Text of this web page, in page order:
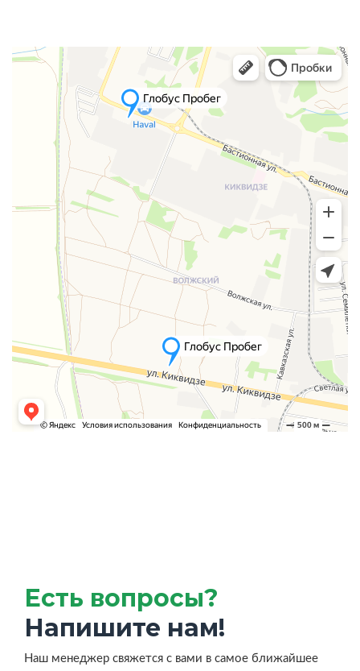
Есть вопросы?
Напишите нам!
Наш менеджер свяжется с вами в самое ближайшее